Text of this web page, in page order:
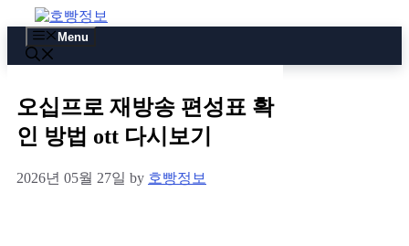
to
content
Menu
오십프로 재방송 편성표 확
인 방법 ott 다시보기
2026년 05월 27일 by 호빵정보